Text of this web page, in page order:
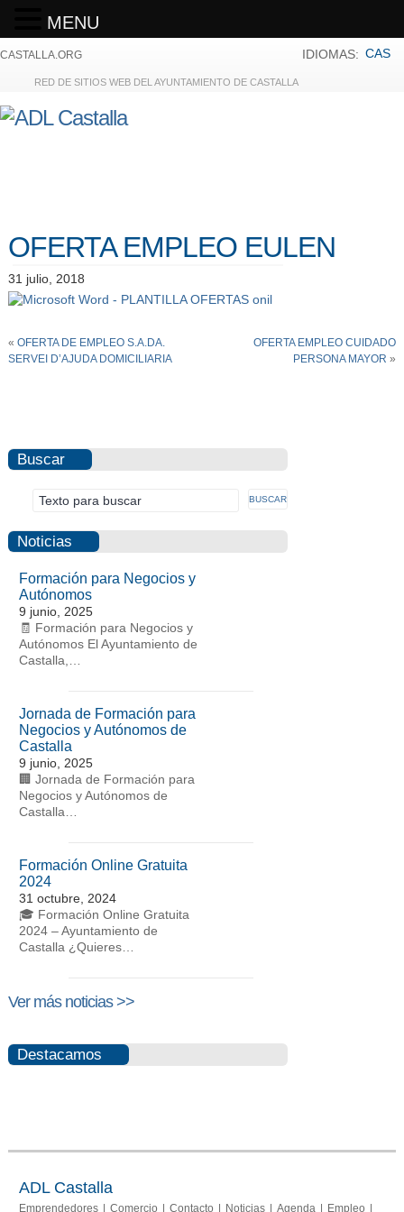
CASTALLA.ORG
RED DE SITIOS WEB DEL AYUNTAMIENTO DE CASTALLA
IDIOMAS: CAS
OFERTA EMPLEO EULEN
31 julio, 2018
« OFERTA DE EMPLEO S.A.DA.
SERVEI D’AJUDA DOMICILIARIA
OFERTA EMPLEO CUIDADO
PERSONA MAYOR »
Buscar
Noticias
Formación para Negocios y
Autónomos
9 junio, 2025
🧾 Formación para Negocios y
Autónomos El Ayuntamiento de
Castalla,…
Jornada de Formación para
Negocios y Autónomos de
Castalla
9 junio, 2025
🏢 Jornada de Formación para
Negocios y Autónomos de
Castalla…
Formación Online Gratuita
2024
31 octubre, 2024
🎓 Formación Online Gratuita
2024 – Ayuntamiento de
Castalla ¿Quieres…
Ver más noticias >>
Destacamos
Memoria
Portal del
ADL Castalla
Emprendedores Comercio Contacto Noticias Agenda Empleo
MENU